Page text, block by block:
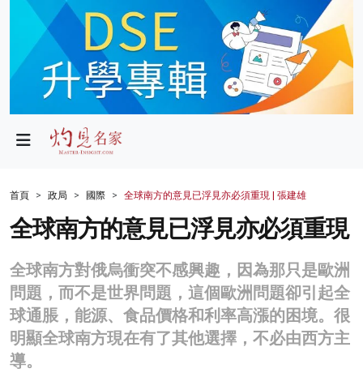
政局
財經
生活
商業
科技
首頁 政局 國際 全球南方的意見已浮見亦必須重現 | 張建雄
全球南方的意見已浮見亦必須重現
全球南方對俄烏衝突不感興趣，因為那只是歐洲
問題，而不是世界問題，這個歐洲問題卻引起全
球通脹，能源、食品價格和利率高漲的困境。很
明顯全球南方現在有了其他選擇，不必由西方主
導。